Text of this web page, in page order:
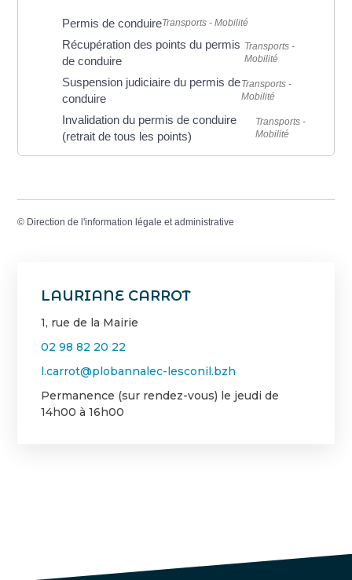
LAURIANE CARROT
1, rue de la Mairie
02 98 82 20 22
l.carrot@plobannalec-lesconil.bzh
Permanence (sur rendez-vous) le jeudi de
14h00 à 16h00
Permis de conduireTransports - Mobilité
Récupération des points du permis
de conduire
Transports -
Mobilité
Suspension judiciaire du permis de
conduire
Transports -
Mobilité
Invalidation du permis de conduire
(retrait de tous les points)
Transports -
Mobilité
© Direction de l'information légale et administrative